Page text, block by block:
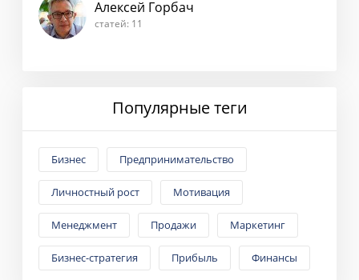
Алексей Горбач
статей: 11
Популярные теги
Бизнес Предпринимательство
Личностный рост Мотивация
Менеджмент Продажи Маркетинг
Бизнес-стратегия Прибыль Финансы